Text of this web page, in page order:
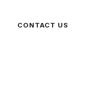
CONTACT US